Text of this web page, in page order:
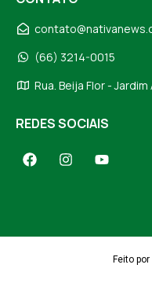
(66) 3214-0015
Rua. Beija Flor -
REDES SOCIAIS
Feito por